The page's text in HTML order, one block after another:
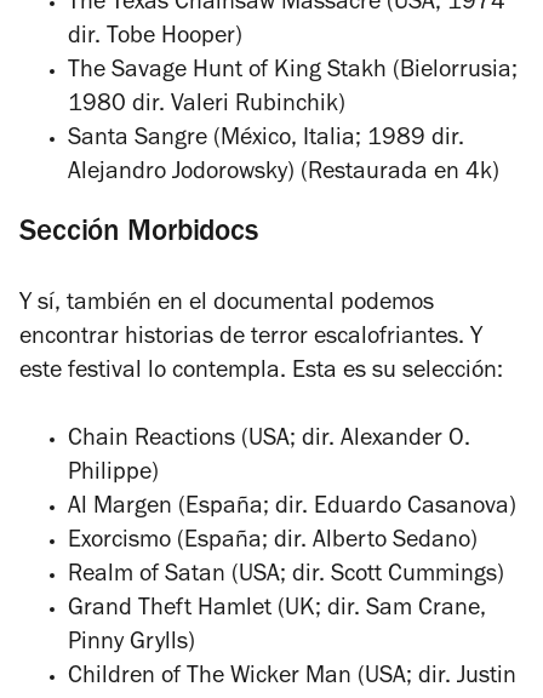
dir. Tobe Hooper)
The Savage Hunt of King Stakh (Bielorrusia;
1980 dir. Valeri Rubinchik)
Santa Sangre (México, Italia; 1989 dir.
Alejandro Jodorowsky) (Restaurada en 4k)
Sección Morbidocs
Y sí, también en el documental podemos
encontrar historias de terror escalofriantes. Y
este festival lo contempla. Esta es su selección:
Chain Reactions (USA; dir. Alexander O.
Philippe)
Al Margen (España; dir. Eduardo Casanova)
Exorcismo (España; dir. Alberto Sedano)
Realm of Satan (USA; dir. Scott Cummings)
Grand Theft Hamlet (UK; dir. Sam Crane,
Pinny Grylls)
Children of The Wicker Man (USA; dir. Justin